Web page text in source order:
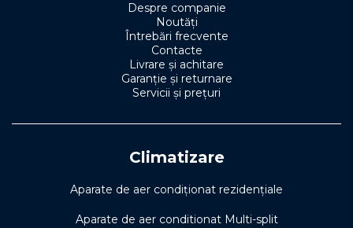
Despre companie
Noutăți
Întrebări frecvente
Contacte
Livrare și achitare
Garanție și returnare
Servicii și prețuri
Climatizare
Aparate de aer condiționat rezidențiale
Aparate de aer conditionat Multi-split